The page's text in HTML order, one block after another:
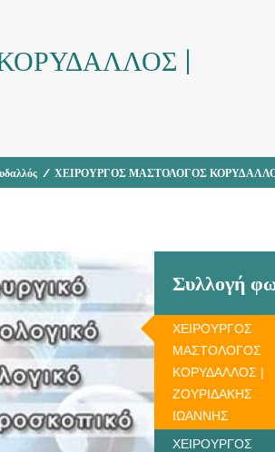
|
/ ΧΕΙΡΟΥΡΓΟΣ ΜΑΣΤΟΛΟΓΟΣ
ΧΕΙΡΟΥΡΓΟΣ
ΜΑΣΤΟΛΟΓΟΣ
ΚΟΡΥΔΑΛΛΟΣ |
ΖΟΥΡΙΔΑΚΗΣ
ΙΩΑΝΝΗΣ
ΧΕΙΡΟΥΡΓΟΣ